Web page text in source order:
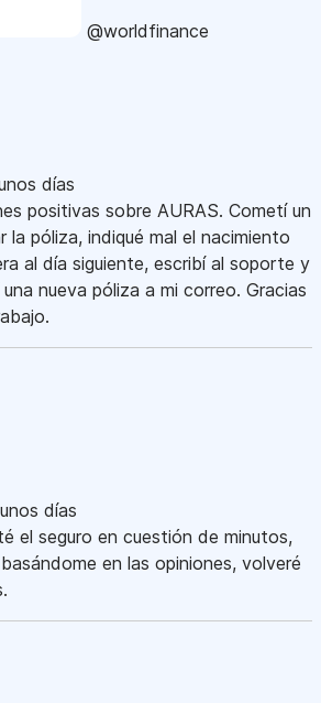
@worldfinance
días
positivas sobre AURAS. Cometí un
la póliza, indiqué mal el nacimiento
al día siguiente, escribí al soporte y
nueva póliza a mi correo. Gracias
días
el seguro en cuestión de minutos,
en las opiniones, volveré